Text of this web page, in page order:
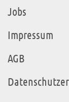
Jobs
Impressum
AGB